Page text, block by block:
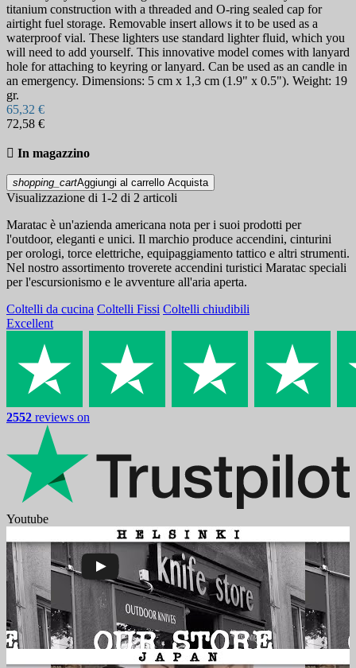
titanium construction with a threaded and O-ring sealed cap for
airtight fuel storage. Removable insert allows it to be used as a
waterproof vial. These lighters use standard lighter fluid, which you
will need to add yourself. This innovative model comes with lanyard
hole for attaching to keyring or lanyard. Can be used as an candle in
an emergency. Dimensions: 5 cm x 1,3 cm (1.9" x 0.5"). Weight: 19
gr.
65,32 €
72,58 €
 In magazzino
shopping_cartAggiungi al carrello Acquista
Visualizzazione di 1-2 di 2 articoli
Maratac è un'azienda americana nota per i suoi prodotti per
l'outdoor, eleganti e unici. Il marchio produce accendini, cinturini
per orologi, torce elettriche, equipaggiamento tattico e altri strumenti.
Nel nostro assortimento troverete accendini turistici Maratac speciali
per l'escursionismo e le avventure all'aria aperta.
Coltelli da cucina Coltelli Fissi Coltelli chiudibili
Excellent
2552 reviews on
Youtube